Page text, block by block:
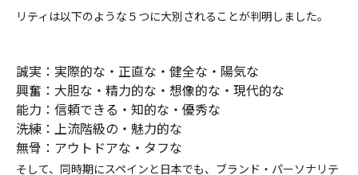
リティは以下のような５つに大別されることが判明しました。
誠実：実際的な・正直な・健全な・陽気な
興奮：大胆な・精力的な・想像的な・現代的な
能力：信頼できる・知的な・優秀な
洗練：上流階級の・魅力的な
無骨：アウトドアな・タフな
そして、同時期にスペインと日本でも、ブランド・パーソナリテ